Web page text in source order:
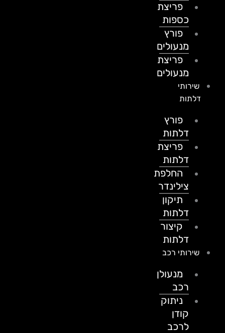
פריצת
כספות
פורץ
מנעולים
פריצת
מנעולים
שירותי
דלתות
פורץ
דלתות
פריצת
דלתות
החלפת
צילינדר
תיקון
דלתות
קיצור
דלתות
שירותי רכב
מנעולן
ניתוק
לרכב